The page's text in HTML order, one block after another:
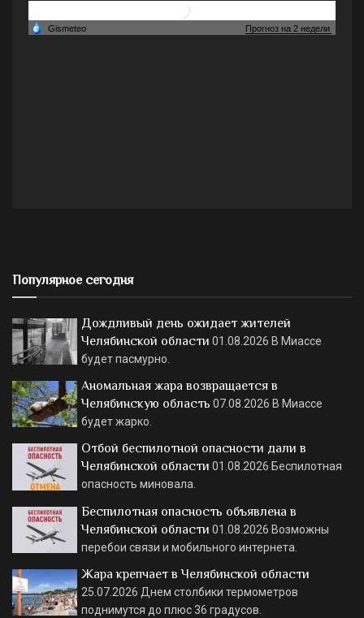
Популярное сегодня
Дождливый день ожидает жителей
Челябинской области 01.08.2026 В Миассе
будет пасмурно.
Аномальная жара возвращается в
Челябинскую область 07.08.2026 В Миассе
будет жарко.
Отбой беспилотной опасности дали в
Челябинской области 01.08.2026 Беспилотная
опасность миновала.
Беспилотная опасность объявлена в
Челябинской области 01.08.2026 Возможны
перебои связи и мобильного интернета.
Жара крепчает в Челябинской области
25.07.2026 Днем столбики термометров
поднимутся до плюс 36 градусов.